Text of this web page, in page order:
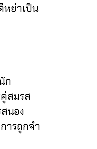
หย่าเป็น
ก
สมรส
นอง
ารถูกจำ